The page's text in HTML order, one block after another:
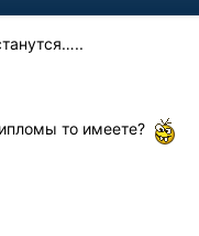
то имеете?